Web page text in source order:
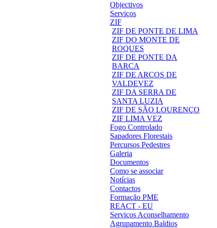
Objectivos
Serviços
ZIF
ZIF DE PONTE DE LIMA
ZIF DO MONTE DE
ROQUES
ZIF DE PONTE DA
BARCA
ZIF DE ARCOS DE
VALDEVEZ
ZIF DA SERRA DE
SANTA LUZIA
ZIF DE SÃO LOURENÇO
ZIF LIMA VEZ
Fogo Controlado
Sapadores Florestais
Percursos Pedestres
Galeria
Documentos
Como se associar
Notícias
Contactos
Formação PME
REACT - EU
Serviços Aconselhamento
Agrupamento Baldios